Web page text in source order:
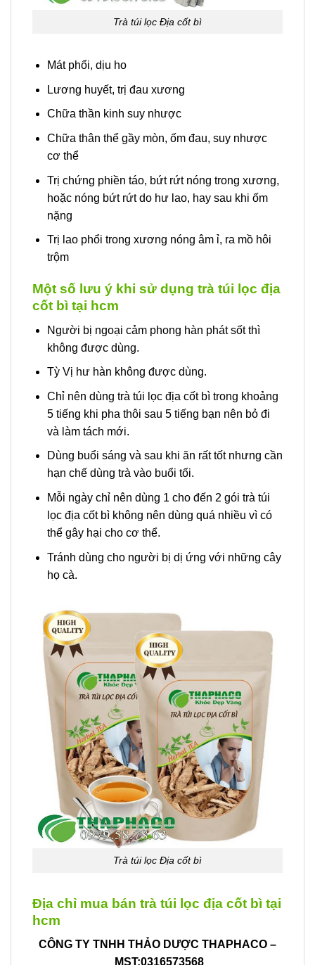
Trà túi lọc Địa cốt bì
Mát phổi, dịu ho
Lương huyết, trị đau xương
Chữa thần kinh suy nhược
Chữa thân thể gầy mòn, ốm đau, suy nhược
cơ thể
Trị chứng phiền táo, bứt rứt nóng trong xương,
hoặc nóng bứt rứt do hư lao, hay sau khi ốm
nặng
Trị lao phổi trong xương nóng âm ỉ, ra mồ hôi
trộm
Một số lưu ý khi sử dụng trà túi lọc địa
cốt bì tại hcm
Người bị ngoại cảm phong hàn phát sốt thì
không được dùng.
Tỳ Vị hư hàn không được dùng.
Chỉ nên dùng trà túi lọc địa cốt bì trong khoảng
5 tiếng khi pha thôi sau 5 tiếng bạn nên bỏ đi
và làm tách mới.
Dùng buổi sáng và sau khi ăn rất tốt nhưng cần
hạn chế dùng trà vào buổi tối.
Mỗi ngày chỉ nên dùng 1 cho đến 2 gói trà túi
lọc địa cốt bì không nên dùng quá nhiều vì có
thể gây hại cho cơ thể.
Tránh dùng cho người bị dị ứng với những cây
họ cà.
Trà túi lọc Địa cốt bì
Địa chỉ mua bán trà túi lọc địa cốt bì tại
hcm
CÔNG TY TNHH THẢO DƯỢC THAPHACO –
MST:0316573568